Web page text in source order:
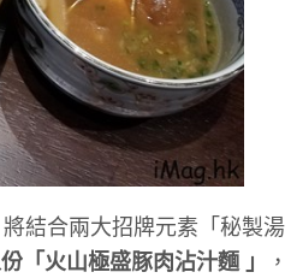
將結合兩大招牌元素「秘製湯
「火山極盛豚肉沾汁麵 」
，